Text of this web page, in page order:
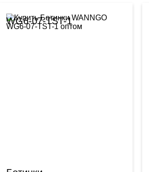
WG6-07-TST-1